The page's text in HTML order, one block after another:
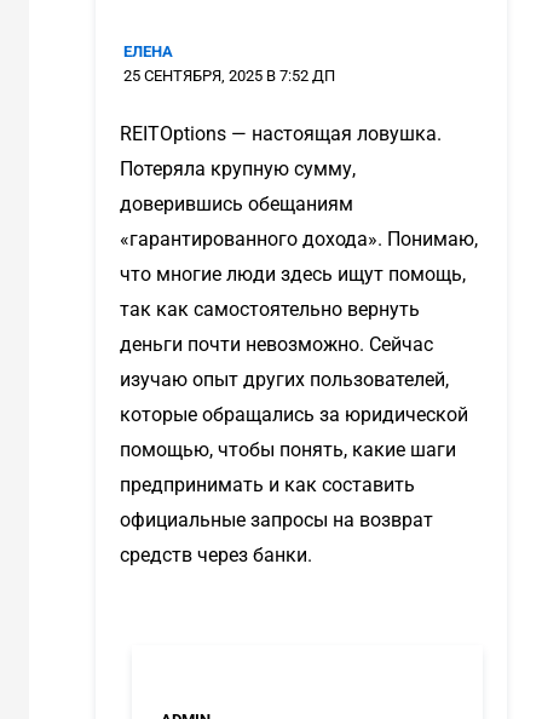
ЕЛЕНА
25 СЕНТЯБРЯ, 2025 В 7:52 ДП
REITOptions — настоящая ловушка.
Потеряла крупную сумму,
доверившись обещаниям
«гарантированного дохода». Понимаю,
что многие люди здесь ищут помощь,
так как самостоятельно вернуть
деньги почти невозможно. Сейчас
изучаю опыт других пользователей,
которые обращались за юридической
помощью, чтобы понять, какие шаги
предпринимать и как составить
официальные запросы на возврат
средств через банки.